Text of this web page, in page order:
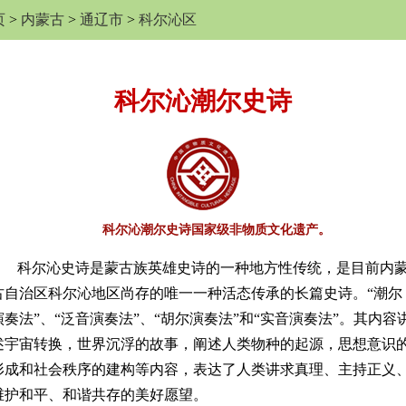
> 内蒙古 > 通辽市 > 科尔沁区
科尔沁潮尔史诗
科尔沁潮尔史诗国家级非物质文化遗产。
科尔沁史诗是蒙古族英雄史诗的一种地方性传统，是目前内
自治区科尔沁地区尚存的唯一一种活态传承的长篇史诗。“潮尔
奏法”、“泛音演奏法”、“胡尔演奏法”和“实音演奏法”。其内容
宇宙转换，世界沉浮的故事，阐述人类物种的起源，思想意识
成和社会秩序的建构等内容，表达了人类讲求真理、主持正义、
护和平、和谐共存的美好愿望。